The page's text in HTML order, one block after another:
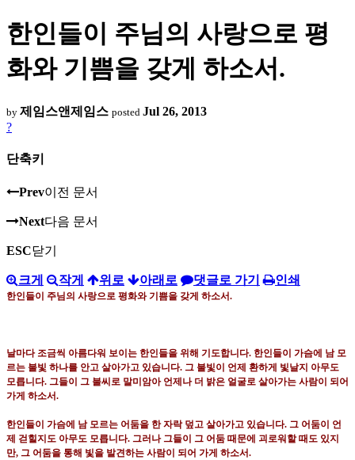
한인들이 주님의 사랑으로 평
화와 기쁨을 갖게 하소서.
by 제임스앤제임스 posted Jul 26, 2013
?
단축키
Prev이전 문서
Next다음 문서
ESC닫기
크게 작게 위로 아래로 댓글로 가기 인쇄
한인들이 주님의 사랑으로 평화와 기쁨을 갖게 하소서.
날마다 조금씩 아름다워 보이는 한인들을 위해 기도합니다. 한인들이 가슴에 남 모
르는 불빛 하나를 안고 살아가고 있습니다. 그 불빛이 언제 환하게 빛날지 아무도
모릅니다. 그들이 그 불씨로 말미암아 언제나 더 밝은 얼굴로 살아가는 사람이 되어
가게 하소서.
한인들이 가슴에 남 모르는 어둠을 한 자락 덮고 살아가고 있습니다. 그 어둠이 언
제 걷힐지도 아무도 모릅니다. 그러나 그들이 그 어둠 때문에 괴로워할 때도 있지
만, 그 어둠을 통해 빛을 발견하는 사람이 되어 가게 하소서.